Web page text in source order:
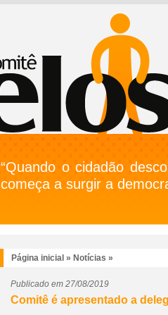
“Quando o cidadão
começa a surgir a
Página inicial » Notícias »
Publicado em 27/08/2019
Comitê é apresentado a